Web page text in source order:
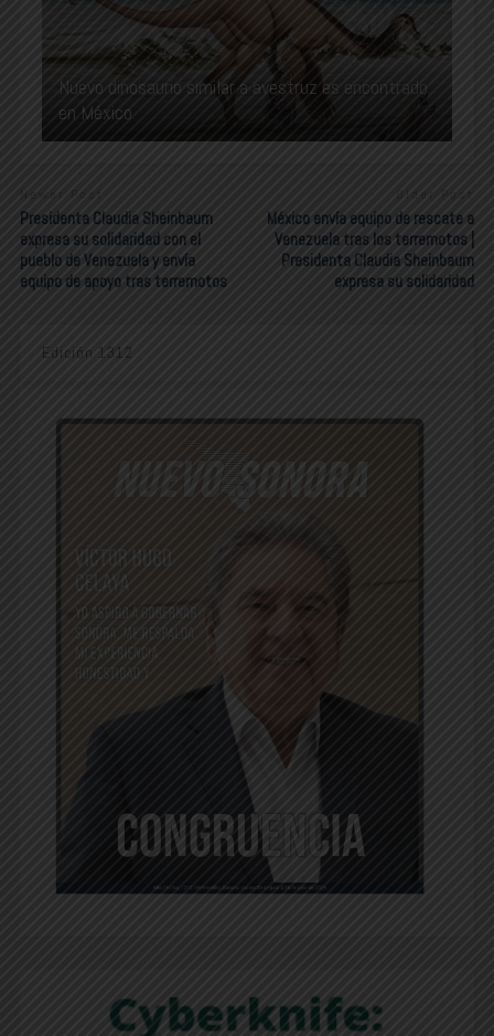
Nuevo dinosaurio similar a avestruz es encontrado
en México
Newer Post
Presidenta Claudia Sheinbaum
expresa su solidaridad con el
pueblo de Venezuela y envía
equipo de apoyo tras terremotos
Older Post
México envía equipo de rescate a
Venezuela tras los terremotos |
Presidenta Claudia Sheinbaum
expresa su solidaridad
Edición 1312